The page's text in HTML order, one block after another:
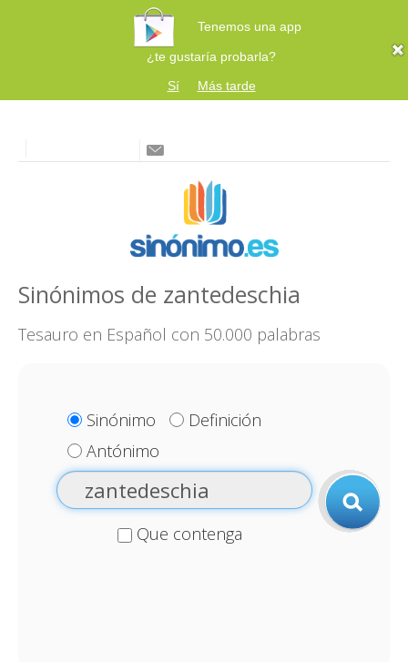
Tenemos una app
¿te gustaría probarla?
Sí
Más tarde
Sinónimos de zantedeschia
Tesauro en Español con 50.000 palabras
Sinónimo
Definición
Antónimo
Que contenga